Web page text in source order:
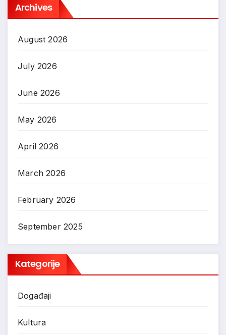
Archives
August 2026
July 2026
June 2026
May 2026
April 2026
March 2026
February 2026
September 2025
Kategorije
Događaji
Kultura